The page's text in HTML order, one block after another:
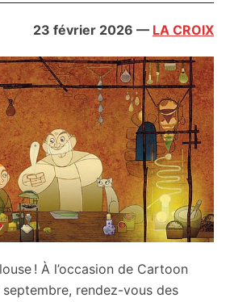
23 février 2026 — LA CROIX
! À l’occasion de Cartoon
septembre, rendez-vous des